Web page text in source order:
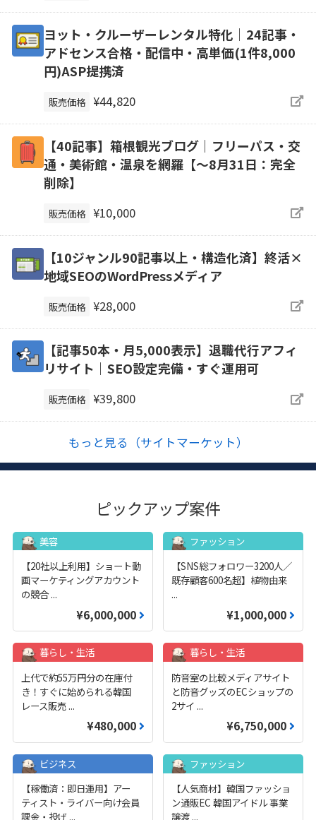
ヨット・クルーザーレンタル特化｜24記事・
アドセンス合格・配信中・高単価(1件8,000
円)ASP提携済
販売価格 ¥44,820
【40記事】箱根観光ブログ｜フリーパス・交
通・美術館・温泉を網羅【～8月31日：完全
削除】
販売価格 ¥10,000
【10ジャンル90記事以上・構造化済】終活×
地域SEOのWordPressメディア
販売価格 ¥28,000
【記事50本・月5,000表示】退職代行アフィ
リサイト｜SEO設定完備・すぐ運用可
販売価格 ¥39,800
もっと見る（サイトマーケット）
ピックアップ案件
美容
【20社以上利用】ショート動
画マーケティングアカウント
の競合...
¥6,000,000
ファッション
【SNS総フォロワー3200人／
既存顧客600名超】植物由来
...
¥1,000,000
暮らし・生活
上代で約55万円分の在庫付
き！すぐに始められる韓国
レース販売 ...
¥480,000
暮らし・生活
防音室の比較メディアサイト
と防音グッズのECショップの
2サイ ...
¥6,750,000
ビジネス
【稼働済：即日運用】アー
ティスト・ライバー向け会員
課金・投げ ...
ファッション
【人気商材】韓国ファッショ
ン通販EC 韓国アイドル 事業
譲渡 ...